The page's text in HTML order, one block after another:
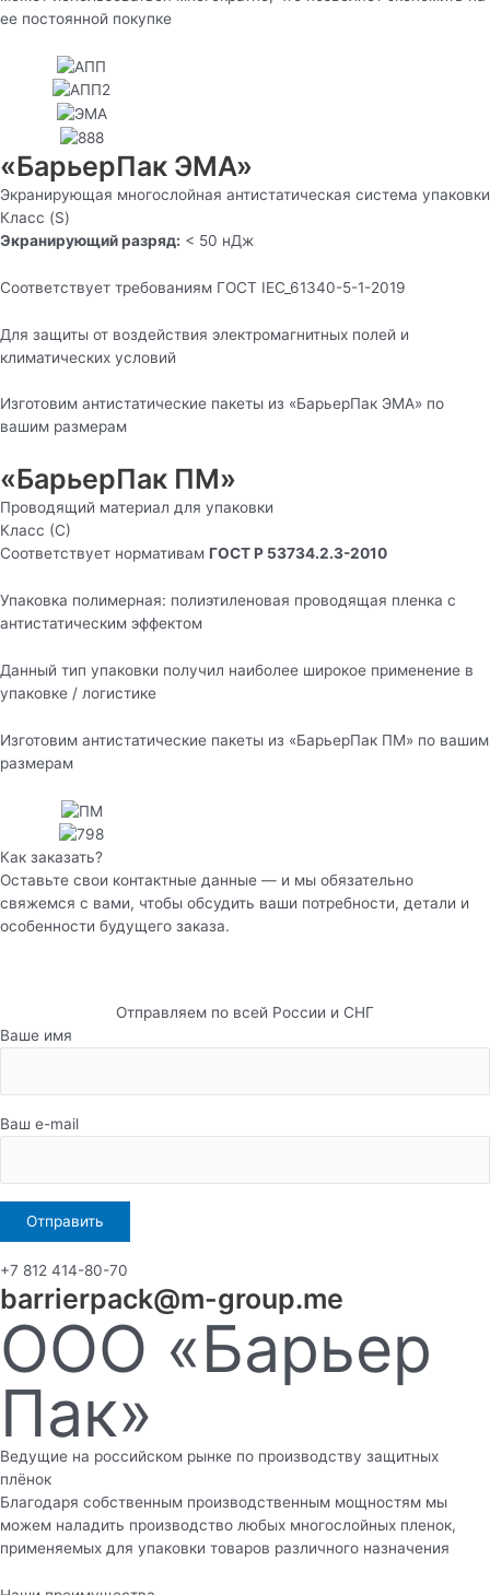
ее постоянной покупке
«БарьерПак ЭМА»
Экранирующая многослойная антистатическая система упаковки
Класс (S)
Экранирующий разряд: < 50 нДж
Соответствует требованиям ГОСТ IEC_61340-5-1-2019
Для защиты от воздействия электромагнитных полей и
климатических условий
Изготовим антистатические пакеты из «БарьерПак ЭМА» по
вашим размерам
«БарьерПак ПМ»
Проводящий материал для упаковки
Класс (С)
Соответствует нормативам ГОСТ Р 53734.2.3-2010
Упаковка полимерная: полиэтиленовая проводящая пленка с
антистатическим эффектом
Данный тип упаковки получил наиболее широкое применение в
упаковке / логистике
Изготовим антистатические пакеты из «БарьерПак ПМ» по вашим
размерам
Как заказать?
Оставьте свои контактные данные — и мы обязательно
свяжемся с вами, чтобы обсудить ваши потребности, детали и
особенности будущего заказа.
Отправляем по всей России и СНГ
Ваше имя
Ваш e-mail
+7 812 414-80-70
barrierpack@m-group.me
ООО «Барьер
Пак»
Ведущие на российском рынке по производству защитных
плёнок
Благодаря собственным производственным мощностям мы
можем наладить производство любых многослойных пленок,
применяемых для упаковки товаров различного назначения